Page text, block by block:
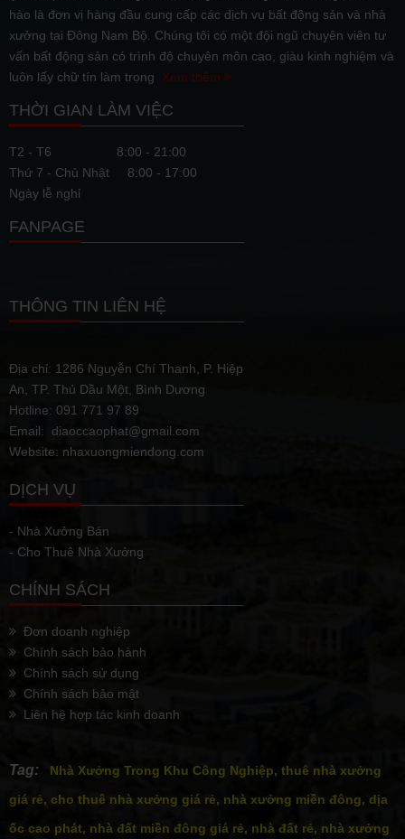
hào là đơn vị hàng đầu cung cấp các dịch vụ bất động sản và nhà
xưởng tại Đông Nam Bộ. Chúng tôi có một đội ngũ chuyên viên tư
vấn bất động sản có trình độ chuyên môn cao, giàu kinh nghiệm và
luôn lấy chữ tín làm trọng Xem thêm
THỜI GIAN LÀM VIỆC
T2 - T6
8:00 - 21:00
Thứ 7 - Chủ Nhật
8:00 - 17:00
Ngày lễ nghỉ
FANPAGE
THÔNG TIN LIÊN HỆ
Địa chỉ: 1286 Nguyễn Chí Thanh, P. Hiệp
An, TP. Thủ Dầu Một, Bình Dương
Hotline: 091 771 97 89
Email: diaoccaophat@gmail.com
Website: nhaxuongmiendong.com
DỊCH VỤ
- Nhà Xưởng Bán
- Cho Thuê Nhà Xưởng
CHÍNH SÁCH
Đơn doanh nghiệp
Chính sách bảo hành
Chính sách sử dụng
Chính sách bảo mật
Liên hệ hợp tác kinh doanh
Tag:
Nhà Xưởng Trong Khu Công Nghiệp, thuê nhà xưởng
giá rẻ, cho thuê nhà xưởng giá rẻ, nhà xưởng miền đông, dịa
ốc cao phát, nhà đất miền đông giá rẻ, nhà đất rẻ, nhà xưởng